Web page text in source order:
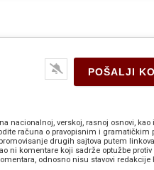
nacionalnoj, verskoj, rasnoj osnovi,
računa o pravopisnim i gramatičkim
drugih sajtova putem
ni komentare koji sadrže optužbe
odnosno nisu stavovi redakcije